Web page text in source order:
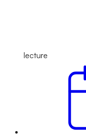
lecture